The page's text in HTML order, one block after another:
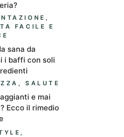
,
FACILE E
sana da
i baffi con soli
,SALUTE
e mai
Ecco il rimedio
,